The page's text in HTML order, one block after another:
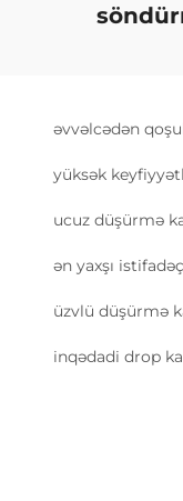
əvvəlcədən
yüksək
ucuz düşürmə
ən yaxşı
üzvlü düşürmə
inqədadi drop